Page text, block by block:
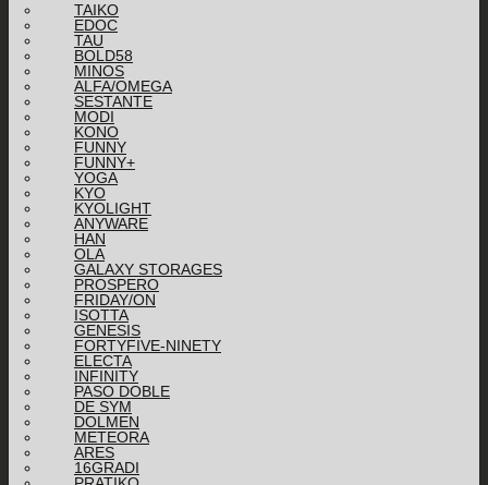
TAIKO
EDOC
TAU
BOLD58
MINOS
ALFA/OMEGA
SESTANTE
MODI
KONO
FUNNY
FUNNY+
YOGA
KYO
KYOLIGHT
ANYWARE
HAN
OLA
GALAXY STORAGES
PROSPERO
FRIDAY/ON
ISOTTA
GENESIS
FORTYFIVE-NINETY
ELECTA
INFINITY
PASO DOBLE
DE SYM
DOLMEN
METEORA
ARES
16GRADI